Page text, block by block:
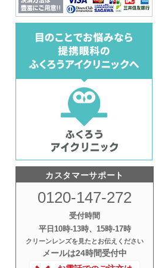
カスタマーサポート
0120-147-272
受付時間
平日10時‐13時、15時‐17時
クリーンレンズを見たとお伝えください
メールは24時間受付中